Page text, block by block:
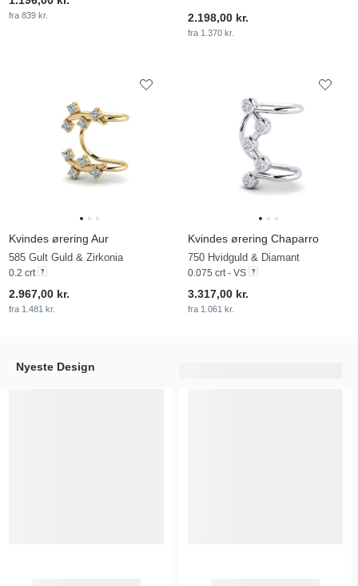
fra 839 kr. 2.198,00 kr.
fra 1.370 kr.
Kvindes ørering Aur
585 Gult Guld & Zirkonia
0.2 crt
2.967,00 kr.
fra 1.481 kr.
Kvindes ørering Chaparro
750 Hvidguld & Diamant
0.075 crt - VS
3.317,00 kr.
fra 1.061 kr.
Nyeste Design